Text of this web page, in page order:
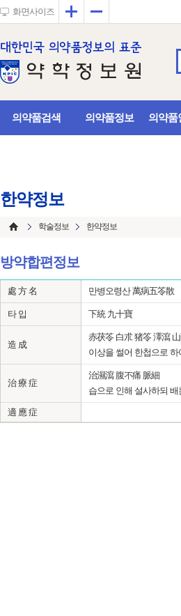
화면사이즈 확대
의약품검색 의약품정보 의약품
한약정보
학술정보 한약정보
방약합편정보
處 方 名 만병오령산 萬病五笭散
타 입 下統 九十寶
造 成
赤茯笭 白朮 猪笭 澤瀉
이상을 썰어 한첩으로
治 療 症
治濕瀉 腹不痛 脈細
습으로 인해 설사하되
適 應 症